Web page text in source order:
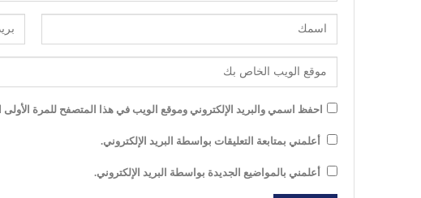
احفظ اسمي والبريد الإلكتروني وموقع الويب في هذا المتصفح للمرة الأولى
أعلمني بمتابعة التعليقات بواسطة البريد الإلكتروني.
أعلمني بالمواضيع الجديدة بواسطة البريد الإلكتروني.